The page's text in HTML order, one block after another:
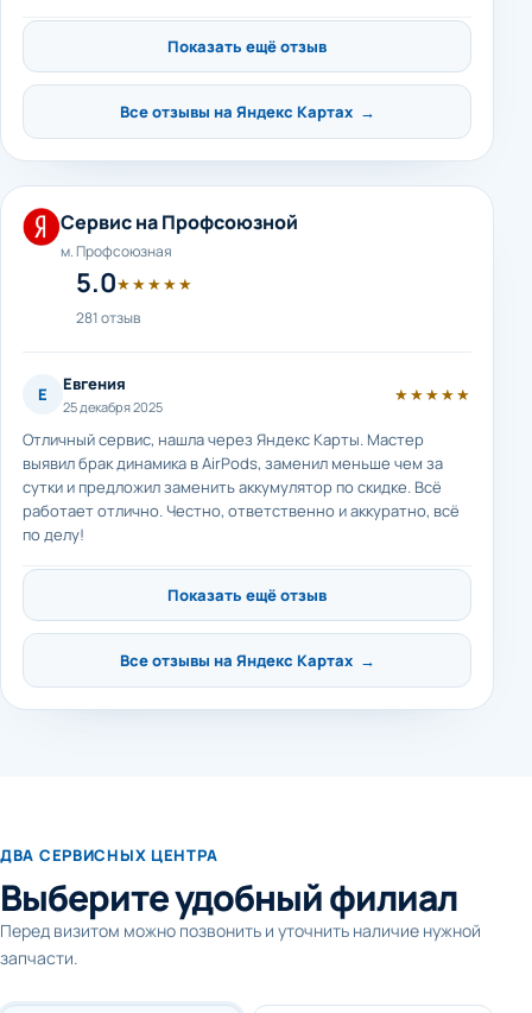
Показать ещё отзыв
Все отзывы на Яндекс Картах →
Сервис на Профсоюзной
м. Профсоюзная
5.0★★★★★
281 отзыв
Е Евгения
25 декабря 2025
★★★★★
Отличный сервис, нашла через Яндекс Карты. Мастер
выявил брак динамика в AirPods, заменил меньше чем за
сутки и предложил заменить аккумулятор по скидке. Всё
работает отлично. Честно, ответственно и аккуратно, всё
по делу!
Показать ещё отзыв
Все отзывы на Яндекс Картах →
ДВА СЕРВИСНЫХ ЦЕНТРА
Выберите удобный филиал
Перед визитом можно позвонить и уточнить наличие нужной
запчасти.